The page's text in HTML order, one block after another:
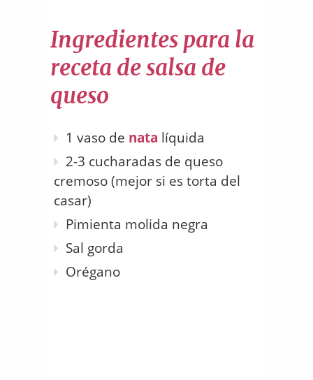
Ingredientes para la
receta de salsa de
queso
1 vaso de nata líquida
2-3 cucharadas de queso
cremoso (mejor si es torta del
casar)
Pimienta molida negra
Sal gorda
Orégano